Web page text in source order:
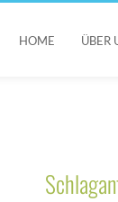
HOME ÜBER